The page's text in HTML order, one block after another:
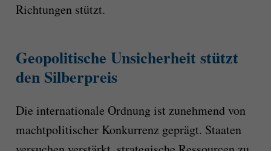
Richtungen stützt.
Geopolitische Unsicherheit stützt
den Silberpreis
Die internationale Ordnung ist zunehmend von
machtpolitischer Konkurrenz geprägt. Staaten